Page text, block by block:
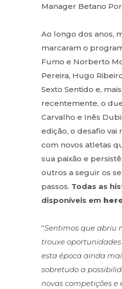
Manager Betano
Ao longo dos anos,
marcaram o
Fumo e Norberto
Pereira, Hugo
Sexto Sentido e, mais
recentemente, o
Carvalho e Inês
edição, o desafio vai
com novos atletas
sua paixão e
outros a seguir os
passos. Todas as
disponíveis em
“Sentimos que abriu
trouxe
esta época ainda
sobretudo a
novas competições e